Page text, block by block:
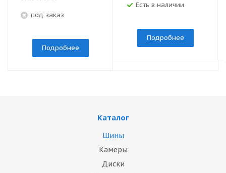
под заказ
Подробнее
Есть в наличии
Подробнее
Каталог
Шины
Камеры
Диски